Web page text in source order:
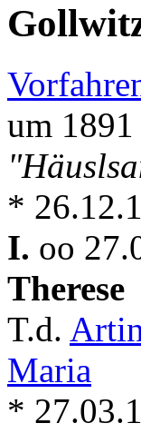
um 1891
*
I. oo
Therese
T.d.
Maria
*